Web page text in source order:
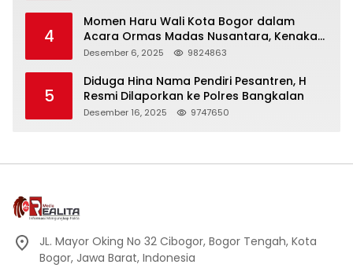
4
Momen Haru Wali Kota Bogor dalam
Acara Ormas Madas Nusantara, Kenakan
Peci Hitam Tinggi sebagai Simbol
Desember 6, 2025 9824863
5
Diduga Hina Nama Pendiri Pesantren, H
Resmi Dilaporkan ke Polres Bangkalan
Desember 16, 2025 9747650
JL. Mayor Oking No 32 Cibogor, Bogor Tengah, Kota
Bogor, Jawa Barat, Indonesia